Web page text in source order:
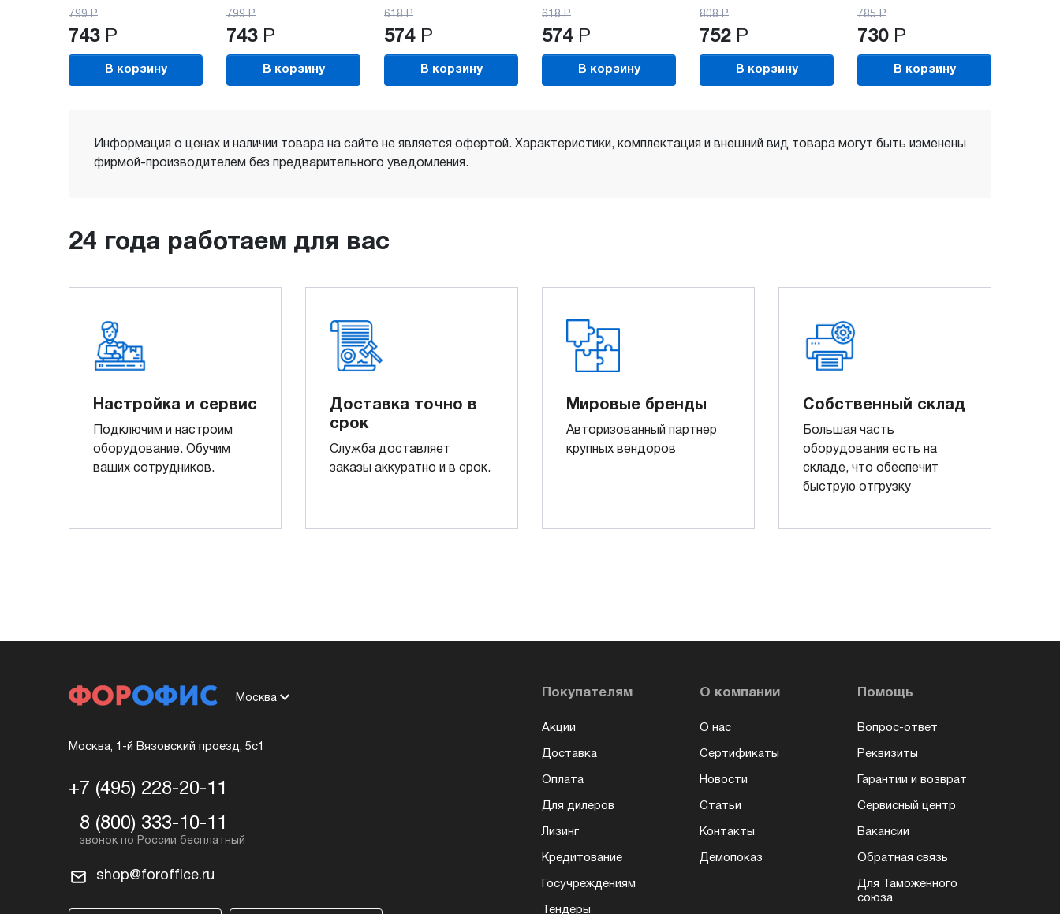
799 Р
743 Р
В корзину
799 Р
743 Р
В корзину
618 Р
574 Р
В корзину
618 Р
574 Р
В корзину
808 Р
752 Р
В корзину
785 Р
730 Р
В корзину
Информация о ценах и наличии товара на сайте не является офертой. Характеристики, комплектация и внешний вид товара могут быть изменены
фирмой-производителем без предварительного уведомления.
24 года работаем для вас
Настройка и сервис
Подключим и настроим
оборудование. Обучим
ваших сотрудников.
Доставка точно в
срок
Служба доставляет
заказы аккуратно и в срок.
Мировые бренды
Авторизованный партнер
крупных вендоров
Собственный склад
Большая часть
оборудования есть на
складе, что обеспечит
быструю отгрузку
Москва
Москва, 1-й Вязовский проезд, 5с1
+7 (495) 228-20-11
8 (800) 333-10-11
shop@foroffice.ru
Покупателям
Акции
Доставка
Оплата
Для дилеров
Лизинг
Кредитование
Госучреждениям
Тендеры
О компании
О нас
Сертификаты
Новости
Статьи
Контакты
Демопоказ
Помощь
Вопрос-ответ
Реквизиты
Гарантии и возврат
Сервисный центр
Вакансии
Обратная связь
Для Таможенного
союза